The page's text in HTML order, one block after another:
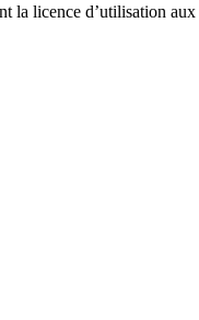
la licence d’utilisation aux